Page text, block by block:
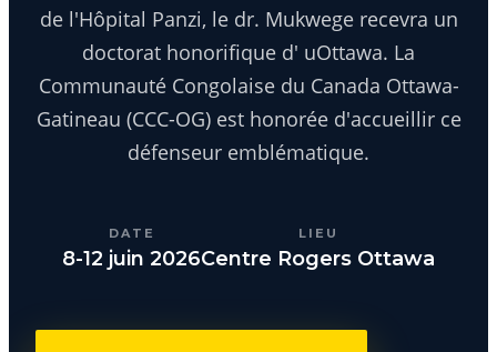
de l'Hôpital Panzi, le dr. Mukwege recevra un
doctorat honorifique d' uOttawa. La
Communauté Congolaise du Canada Ottawa-
Gatineau (CCC-OG) est honorée d'accueillir ce
défenseur emblématique.
DATE
8-12 juin 2026
LIEU
Centre Rogers Ottawa